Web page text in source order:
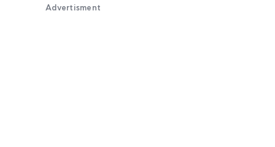
Advertisment